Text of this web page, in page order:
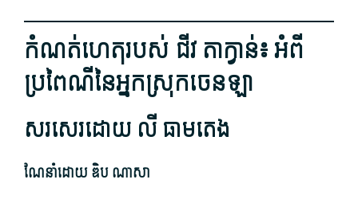
កំណត់​ហេតុ​របស់ ជីវ តាក្វាន់៖ អំពី​
ប្រពៃណី​នៃ​អ្នកស្រុក​ចេនឡា​
សរសេរ​ដោយ លី ធា​មតេង
​ណែនាំ​ដោយ ឌិប ណា​សា